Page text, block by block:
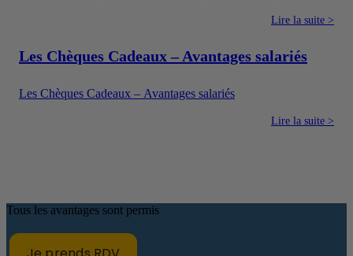
également un moyen pour l’entreprise de proposer une
en argent.
Lire la suite >
Les Chèques Cadeaux – Avantages salariés
Les Chèques Cadeaux – Avantages salariés
Lire la suite >
Tous les avantages sont permis